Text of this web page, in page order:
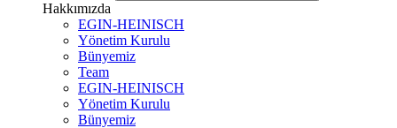
Hakkımızda
EGIN-HEINISCH
Yönetim Kurulu
Bünyemiz
Team
EGIN-HEINISCH
Yönetim Kurulu
Bünyemiz